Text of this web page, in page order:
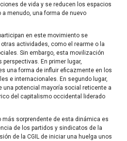
de vida y se reducen los espacios
menudo, una forma de nuevo
en este movimiento se
actividades, como el rearme o la
Sin embargo, esta movilización
En primer lugar,
una forma de influir eficazmente en los
e internacionales. En segundo lugar,
una potencial mayoría social reticente a
del capitalismo occidental liderado
más sorprendente de esta dinámica es
de los partidos y sindicatos de la
de la CGIL de iniciar una huelga unos